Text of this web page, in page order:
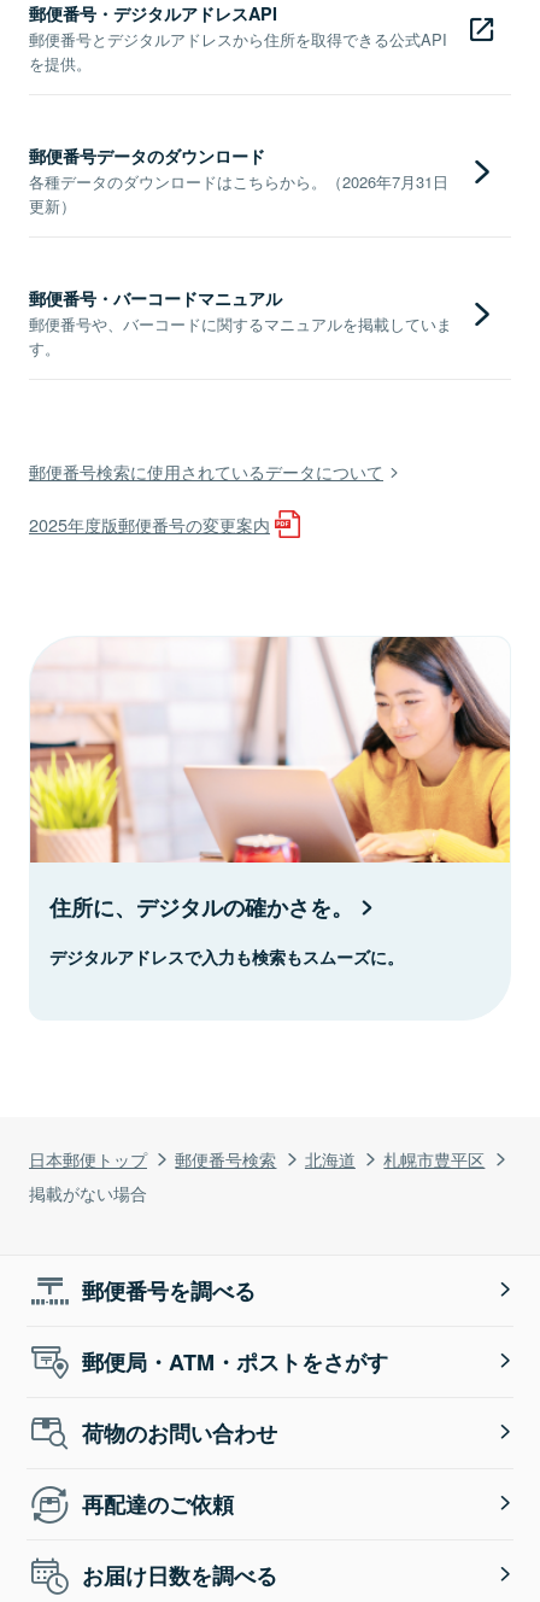
日本郵便トップ 郵便番号検索 北海道
札幌市豊平区
掲載がない場合
郵便番号・デジタルアドレスAPI
郵便番号とデジタルアドレスから住所を取得できる公式API
を提供。
郵便番号データのダウンロード
各種データのダウンロードはこちらから。（2026年7月31日
更新）
郵便番号・バーコードマニュアル
郵便番号や、バーコードに関するマニュアルを掲載していま
す。
郵便番号検索に使用されているデータについて
2025年度版郵便番号の変更案内
住所に、デジタルの確かさを。
デジタルアドレスで入力も検索もスムーズに。
郵便番号を調べる
郵便局・ATM・ポストをさがす
荷物のお問い合わせ
再配達のご依頼
お届け日数を調べる